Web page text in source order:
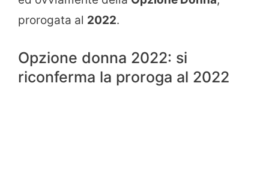
prorogata al 2022.
Opzione donna 2022: si
riconferma la proroga al 2022